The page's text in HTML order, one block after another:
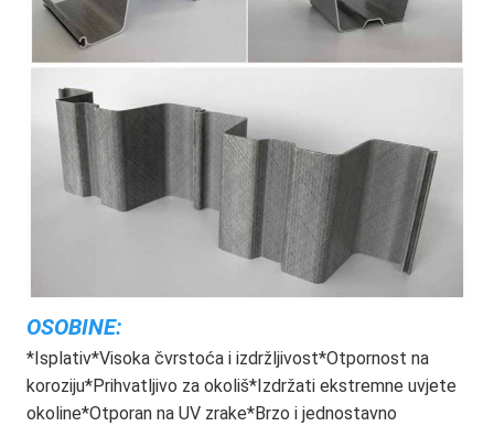
OSOBINE:
*Isplativ*Visoka čvrstoća i izdržljivost*Otpornost na
koroziju*Prihvatljivo za okoliš*Izdržati ekstremne uvjete
okoline*Otporan na UV zrake*Brzo i jednostavno